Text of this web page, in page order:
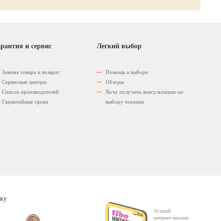
и сервис
Замена товара и возврат
Сервисные центры
Список производителей
Гарантийные сроки
Легкий выбор
Помощь в выборе
Обзоры
Хочу получить консультацию по
выбору техники
Лучший
интернет-магазин